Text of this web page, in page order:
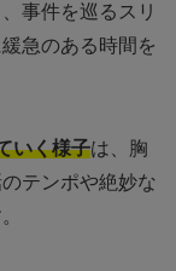
事件を巡るスリ
急のある時間を
いく様子は、胸
テンポや絶妙な